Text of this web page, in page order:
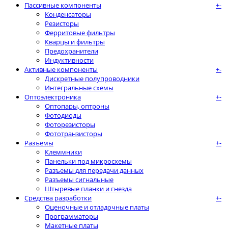
Пассивные компоненты +-
Конденсаторы
Резисторы
Ферритовые фильтры
Кварцы и фильтры
Предохранители
Индуктивности
Активные компоненты
+-
Дискретные полупроводники
Интегральные схемы
Оптоэлектроника
+-
Оптопары, оптроны
Фотодиоды
Фоторезисторы
Фототранзисторы
Разъемы
+-
Клеммники
Панельки под микросхемы
Разъeмы для передачи данных
Разъeмы сигнальные
Штыревые планки и гнезда
Средства разработки
+-
Оценочные и отладочные платы
Программаторы
Макетные платы